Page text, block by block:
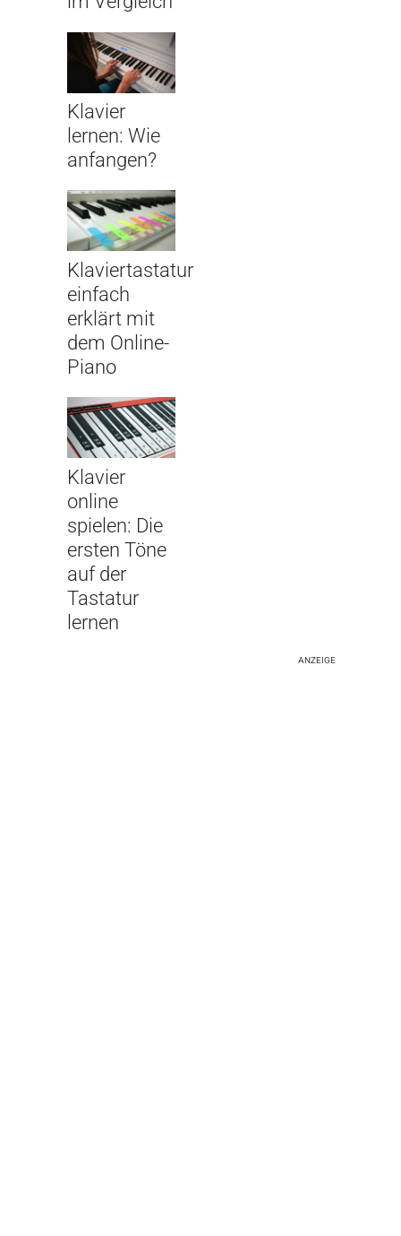
Klavier
lernen: Wie
anfangen?
Klaviertastatur
einfach
erklärt mit
dem Online-
Piano
Klavier
online
spielen: Die
ersten Töne
auf der
Tastatur
lernen
ANZEIGE